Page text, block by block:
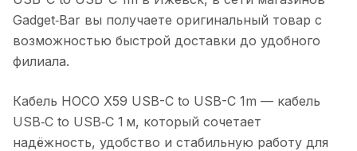
Gadget‑Bar вы получаете оригинальный товар с
возможностью быстрой доставки до удобного
филиала.
Кабель HOCO X59 USB-C to USB-C 1m — кабель
USB‑C to USB‑C 1 м, который сочетает
надёжность, удобство и стабильную работу для